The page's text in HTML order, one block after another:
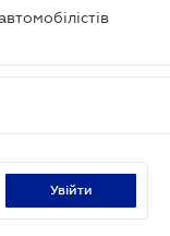
увійти